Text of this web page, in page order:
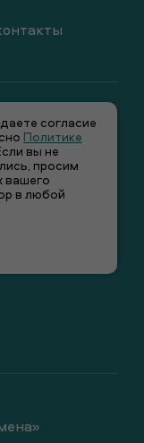
согласие
Политике
вы не
просим
вашего
в любой